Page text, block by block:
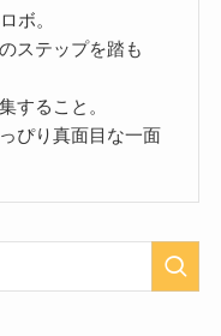
ボ。
ステップを踏も
すること。
ぴり真面目な一面